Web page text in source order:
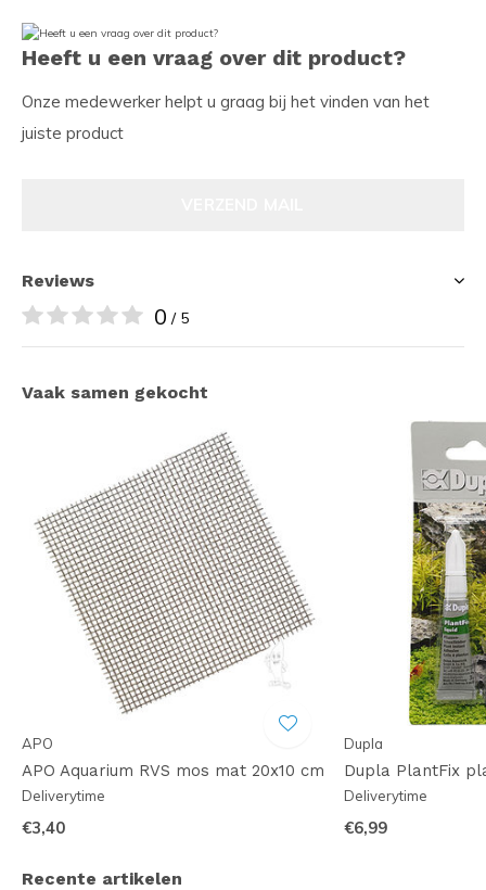
Heeft u een vraag over dit product?
Onze medewerker helpt u graag bij het vinden van het
juiste product
Reviews
0 / 5
Vaak samen gekocht
APO
APO Aquarium RVS mos mat 20x10 cm
Deliverytime
€3,40
Dupla
Dupla PlantFix
Deliverytime
€6,99
Recente artikelen